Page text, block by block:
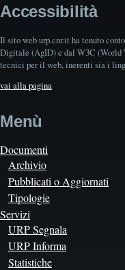
Accessibilità
Il sito web urp.cnr.it ha tenuto
Digitale (AgID) e dal W3C (World
tecnici per il web, inerenti sia i
vai alla pagina
Menù
Documenti
Archivio
Pubblicati o Aggiornati
Tipologie
Servizi
URP Segnala
URP Informa
Statistiche